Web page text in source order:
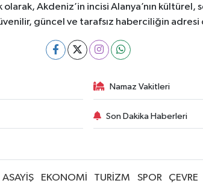
Akdeniz’in incisi Alanya’nın kültürel,
güncel ve tarafsız haberciliğin
Namaz Vakitleri
Son Dakika Haberleri
ASAYİŞ EKONOMİ TURİZM SPOR ÇEVRE